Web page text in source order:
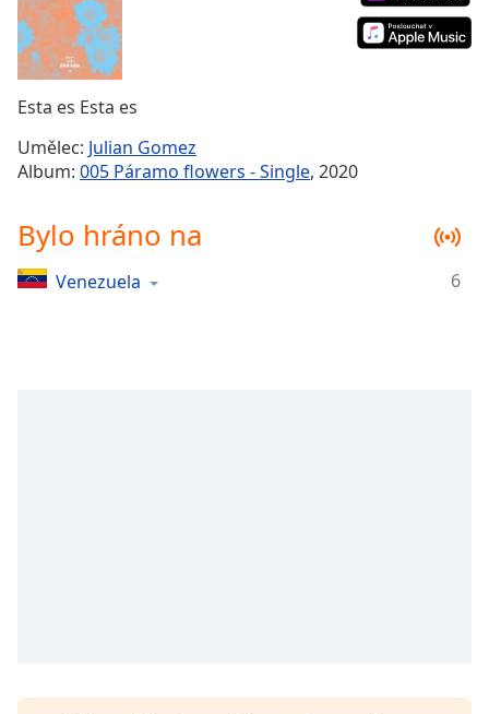
Current
Time0:00
Duration-:-
Loaded:
Stream
TypeLIVE
live,
currently
behind
liveLIVE
Subtitles
Esta es Esta es
Umělec: Julian Gomez
Album: 005 Páramo flowers - Single, 2020
Bylo hráno na
Venezuela 6